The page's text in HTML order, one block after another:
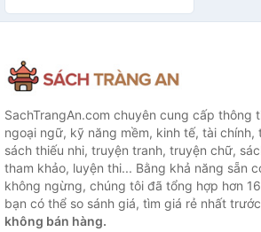
SachTrangAn.com chuyên cung cấp thông
ngoại ngữ, kỹ năng mềm, kinh tế, tài
sách thiếu nhi, truyện tranh, truyện chữ,
tham khảo, luyện thi... Bằng khả năng sẵn
không ngừng, chúng tôi đã tổng hợp hơn
bạn có thể so sánh giá, tìm giá rẻ nhất
không bán hàng.